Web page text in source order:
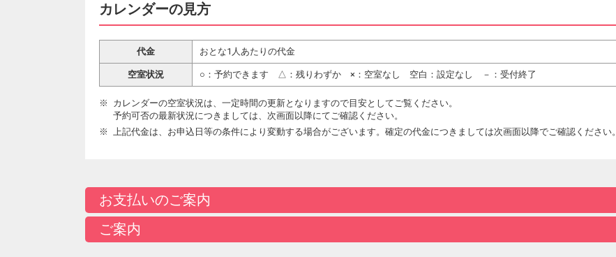
カレンダーの見方
代金 おとな1人あたりの代金
空室状況 ○：予約できます △：残りわずか ×：空室なし 空白：設定なし －：受付終了
カレンダーの空室状況は、一定時間の更新となりますので目安としてご覧ください。
予約可否の最新状況につきましては、次画面以降にてご確認ください。
上記代金は、お申込日等の条件により変動する場合がございます。確定の代金につきましては次画面以降でご確認ください。
お支払いのご案内
ご案内